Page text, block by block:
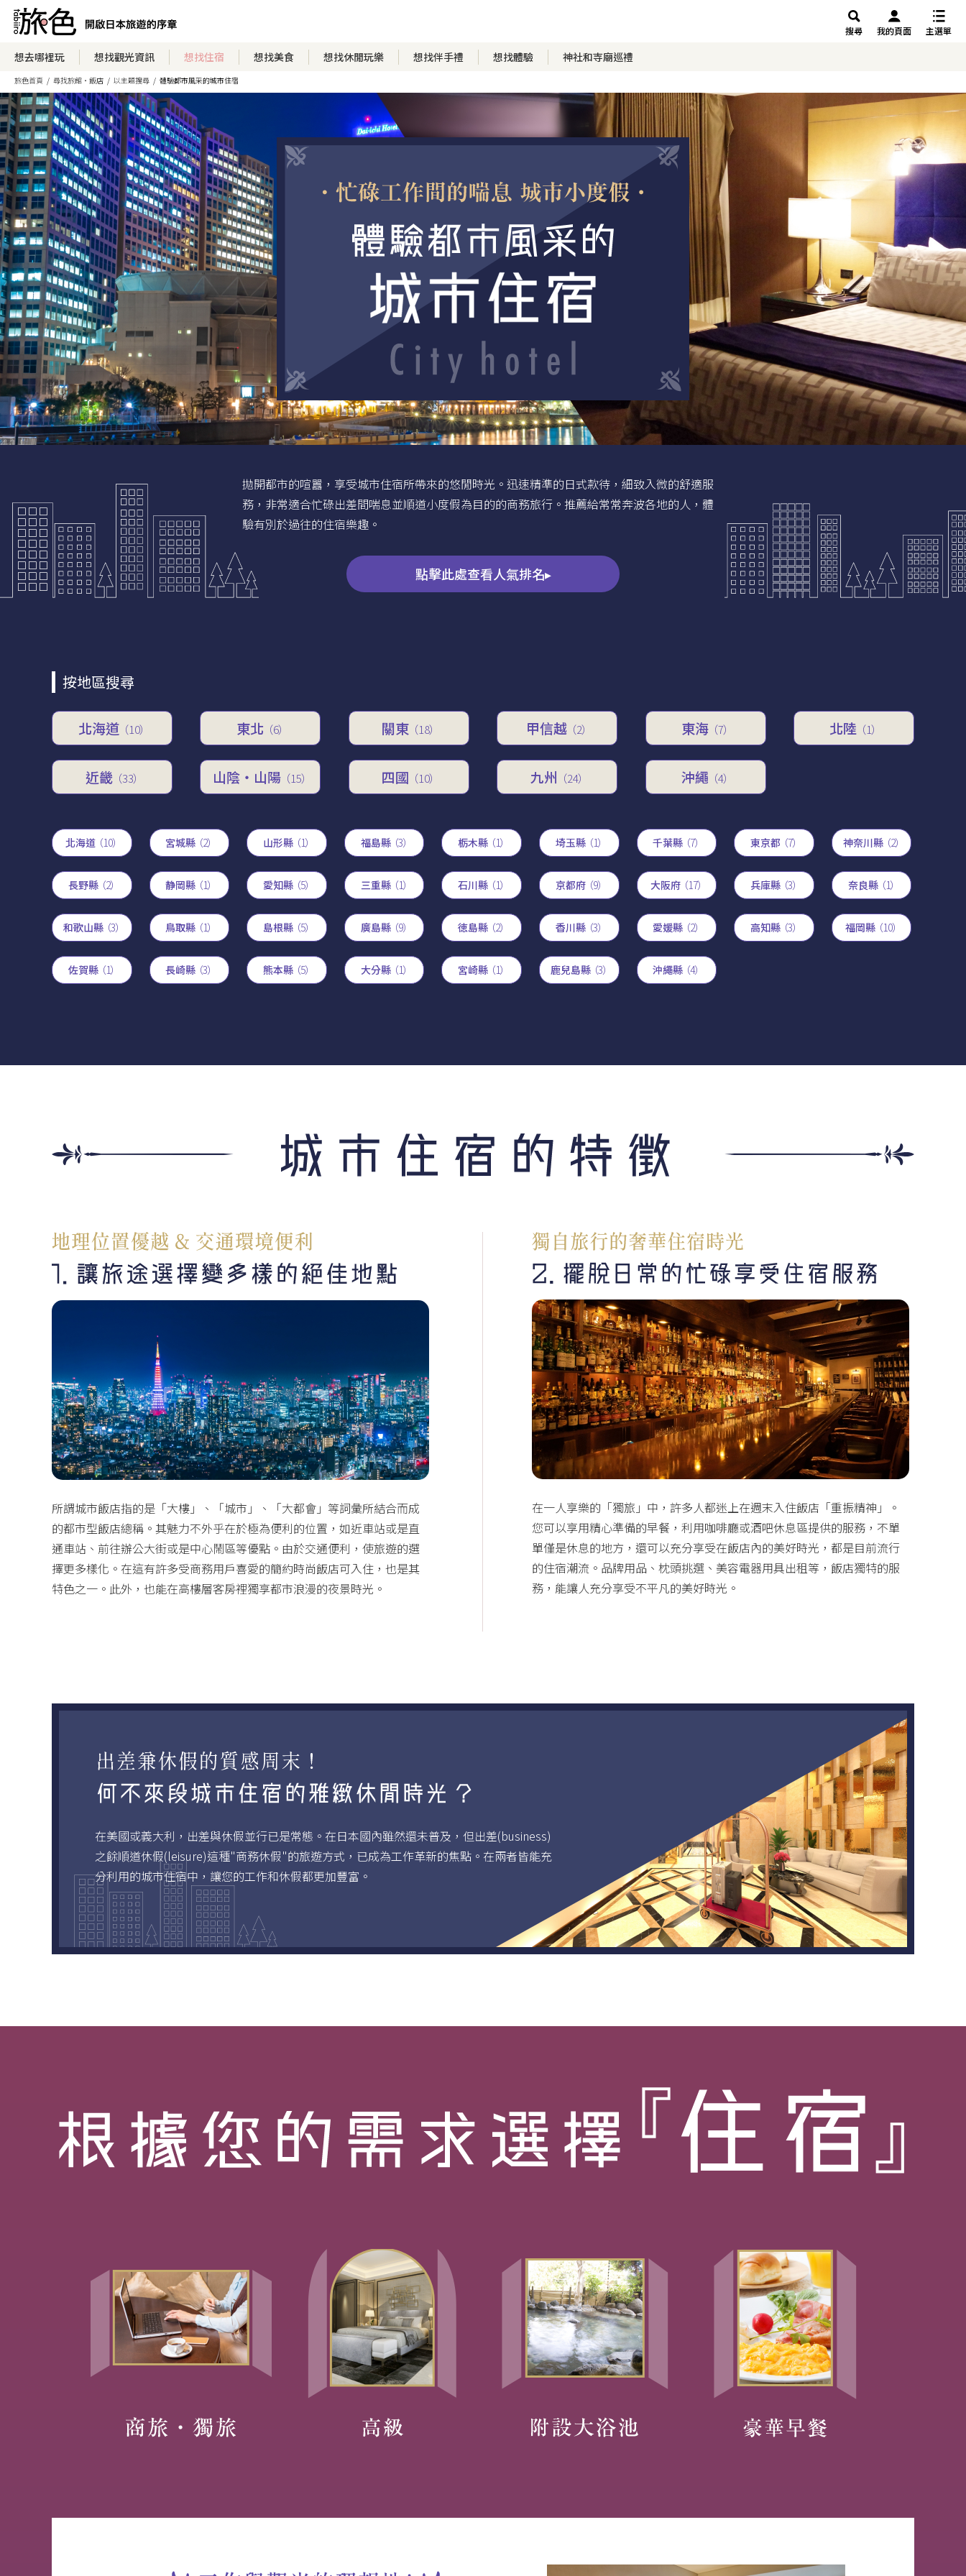
搜尋 我的頁面 主選單
想去哪裡玩 想找觀光資訊 想找住宿 想找美食 想找休閒玩樂 想找伴手禮 想找體驗 神社和寺廟巡禮
旅色首頁 尋找旅館・飯店 以主題搜尋 體驗都市風采的城市住宿
拋開都市的喧囂，享受城市住宿所帶來的悠閒時光。迅速精準的日式款待，細致入微的舒適服
務，非常適合忙碌出差間喘息並順道小度假為目的的商務旅行。推薦給常常奔波各地的人，體
驗有別於過往的住宿樂趣。
點擊此處查看人氣排名▸
按地區搜尋
北海道 （10） 東北 （6） 關東 （18） 甲信越 （2） 東海 （7） 北陸 （1）
近畿 （33） 山陰・山陽 （15） 四國 （10） 九州 （24） 沖繩 （4）
北海道 （10） 宮城縣 （2） 山形縣 （1） 福島縣 （3） 栃木縣 （1） 埼玉縣 （1） 千葉縣 （7） 東京都 （7） 神奈川縣 （2）
長野縣 （2） 静岡縣 （1） 愛知縣 （5） 三重縣 （1） 石川縣 （1） 京都府 （9） 大阪府 （17） 兵庫縣 （3） 奈良縣 （1）
和歌山縣 （3） 鳥取縣 （1） 島根縣 （5） 廣島縣 （9） 徳島縣 （2） 香川縣 （3） 愛媛縣 （2） 高知縣 （3） 福岡縣 （10）
佐賀縣 （1） 長崎縣 （3） 熊本縣 （5） 大分縣 （1） 宮崎縣 （1） 鹿兒島縣 （3） 沖繩縣 （4）
所謂城市飯店指的是「大樓」、「城市」、「大都會」等詞彙所結合而成
的都市型飯店總稱。其魅力不外乎在於極為便利的位置，如近車站或是直
通車站、前往辦公大街或是中心鬧區等優點。由於交通便利，使旅遊的選
擇更多樣化。在這有許多受商務用戶喜愛的簡約時尚飯店可入住，也是其
特色之一。此外，也能在高樓層客房裡獨享都市浪漫的夜景時光。
在一人享樂的「獨旅」中，許多人都迷上在週末入住飯店「重振精神」。
您可以享用精心準備的早餐，利用咖啡廳或酒吧休息區提供的服務，不單
單僅是休息的地方，還可以充分享受在飯店內的美好時光，都是目前流行
的住宿潮流。品牌用品、枕頭挑選、美容電器用具出租等，飯店獨特的服
務，能讓人充分享受不平凡的美好時光。
在美國或義大利，出差與休假並行已是常態。在日本國內雖然還未普及，但出差(business)
之餘順道休假(leisure)這種"商務休假"的旅遊方式，已成為工作革新的焦點。在兩者皆能充
分利用的城市住宿中，讓您的工作和休假都更加豐富。